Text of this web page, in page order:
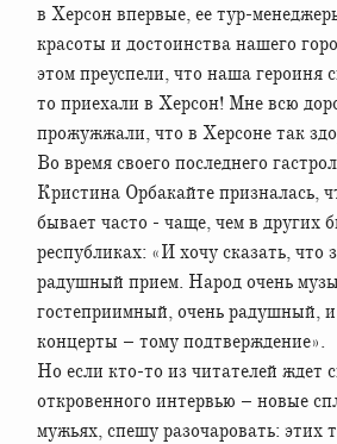
в Херсон впервые, ее тур-
красоты и достоинства нашего
этом преуспели, что наша героиня
то приехали в Херсон! Мне всю
прожужжали, что в Херсоне так
Во время своего последнего
Кристина Орбакайте призналась,
бывает часто - чаще, чем в других
республиках: «И хочу сказать, что
радушный прием. Народ очень
гостеприимный, очень радушный,
концерты – тому подтверждение».
Но если кто-то из читателей ждет
откровенного интервью – новые
мужьях, спешу разочаровать: этих